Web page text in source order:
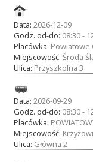
Data: 2026-12-09
Godz. od-do: 08:30 -
Placówka: Powiatowe
Miejscowość: Środa
Ulica: Przyszkolna 3
Data: 2026-09-29
Godz. od-do: 08:30 -
Placówka:
Miejscowość:
Ulica: Główna 2